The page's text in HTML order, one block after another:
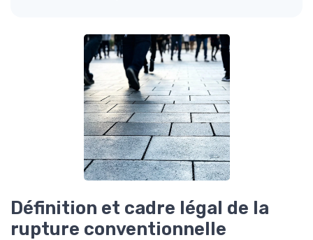
Définition et cadre légal de la
rupture conventionnelle